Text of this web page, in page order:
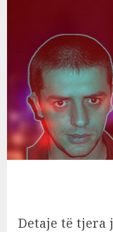
Detaje të tjera